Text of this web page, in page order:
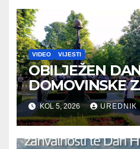
VIDEO VIJESTI
OBILJEŽEN
DOMOVINSKE
TE DAN
BRANITELJA
KOL 5, 2026 UREDNIK